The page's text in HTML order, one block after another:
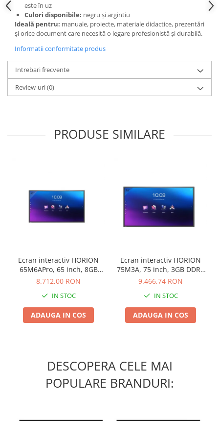
este în uz
Culori disponibile: negru și argintiu
Ideală pentru: manuale, proiecte, materiale didactice, prezentări
și orice document care necesită o legare profesionistă și durabilă.
Informatii conformitate produs
Intrebari frecvente
Review-uri(0)
PRODUSE SIMILARE
Ecran interactiv HORION
65M6APro, 65 inch, 8GB
DDR4 + 128GB Standard,
core A
8.712,00 RON
IN STOC
ADAUGA IN COS
Ecran interactiv HORION
75M3A, 75 inch, 3GB DDR4
+ 32GB Standard, Android
A73+A53
9.466,74 RON
IN STOC
ADAUGA IN COS
DESCOPERA CELE MAI
POPULARE BRANDURI: